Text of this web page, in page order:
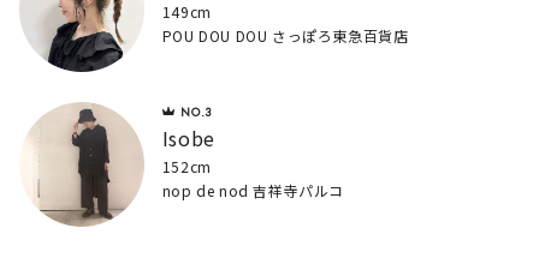
149cm
POU DOU DOU さっぽろ東急百貨店
Isobe
152cm
nop de nod 吉祥寺パルコ